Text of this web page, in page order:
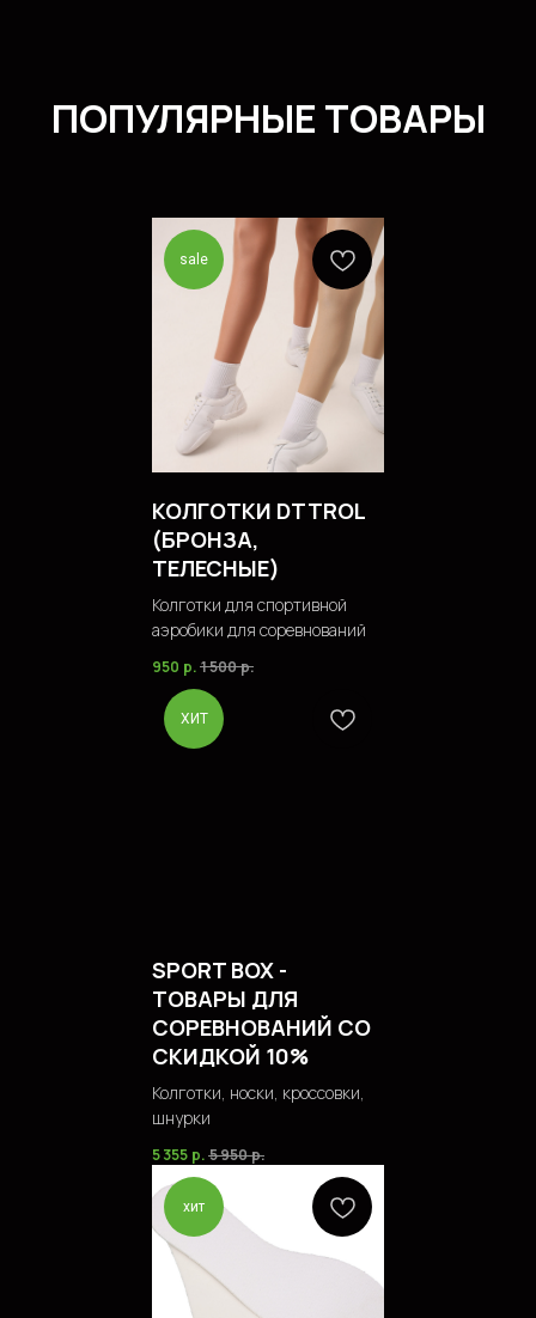
sale
КОЛГОТКИ DTTROL
(БРОНЗА,
ТЕЛЕСНЫЕ)
Колготки для спортивной
аэробики для соревнований
950 р. 1 500р.
ХИТ
SPORT BOX -
ТОВАРЫ ДЛЯ
СОРЕВНОВАНИЙ СО
СКИДКОЙ 10%
Колготки, носки, кроссовки,
шнурки
5 355 р. 5 950р.
хит